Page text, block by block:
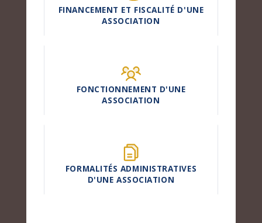
FINANCEMENT ET FISCALITÉ D'UNE
ASSOCIATION
FONCTIONNEMENT D'UNE
ASSOCIATION
FORMALITÉS ADMINISTRATIVES
D'UNE ASSOCIATION